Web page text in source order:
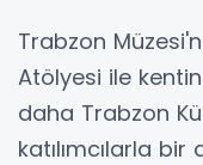
Trabzon
Atölyesi ile
daha Trabzon
katılımcılarla